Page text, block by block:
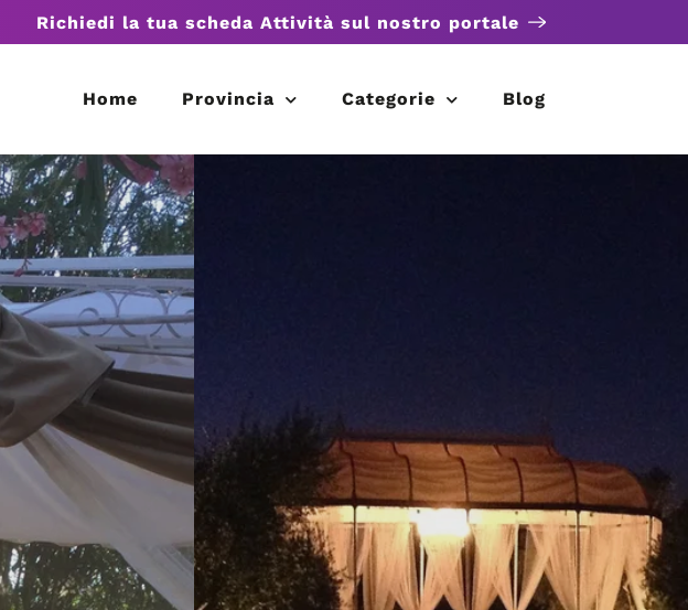
Richiedi la tua scheda Attività sul nostro portale
Home Provincia Categorie Blog